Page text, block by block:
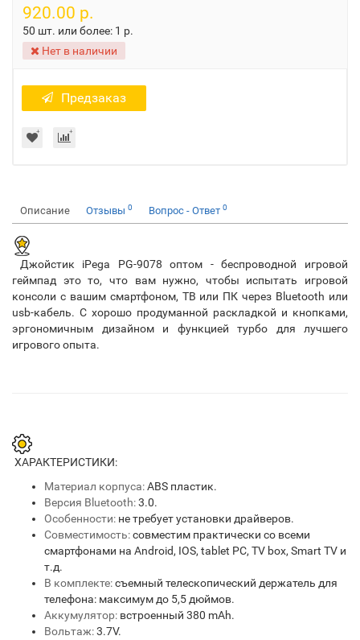
920.00 р.
50 шт. или более: 1 р.
Нет в наличии
Предзаказ
Описание Отзывы 0 Вопрос - Ответ 0
Джойстик iPega PG-9078 оптом - беспроводной игровой
геймпад это то, что вам нужно, чтобы испытать игровой
консоли с вашим смартфоном, ТВ или ПК через Bluetooth или
usb-кабель. С хорошо продуманной раскладкой и кнопками,
эргономичным дизайном и функцией турбо для лучшего
игрового опыта.
ХАРАКТЕРИСТИКИ:
Материал корпуса:ABS пластик.
Версия Bluetooth:3.0.
Особенности: не требует установки драйверов.
Совместимость:совместим практически со всеми
смартфонами на Android, IOS, tablet PC, TV box, Smart TV и
т.д.
В комплекте:съемный телескопический держатель для
телефона: максимум до 5,5 дюймов.
Аккумулятор: встроенный 380 mAh.
Вольтаж:3.7V.